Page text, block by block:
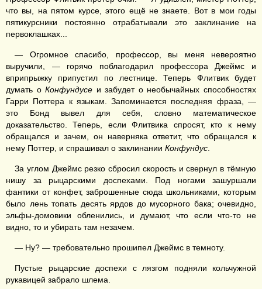
что вы, на пятом курсе, этого ещё не знаете. Вот в мои годы
пятикурсники постоянно отрабатывали это заклинание на
первоклашках...
— Огромное спасибо, профессор, вы меня невероятно
выручили, — горячо поблагодарил профессора Джеймс и
вприпрыжку припустил по лестнице. Теперь Флитвик будет
думать оКонфундусе и забудет о необычайных способностях
Гарри Поттера к языкам. Запоминается последняя фраза, —
это Бонд вывел для себя, словно математическое
доказательство. Теперь, если Флитвика спросят, кто к нему
обращался и зачем, он наверняка ответит, что обращался к
нему Поттер, и спрашивал о заклинании Конфундус
За углом Джеймс резко сбросил скорость и свернул в тёмную
нишу за рыцарскими доспехами. Под ногами зашуршали
фантики от конфет, заброшенные сюда школьниками, которым
было лень топать десять ярдов до мусорного бака; очевидно,
эльфы-домовики обленились, и думают, что если что-то не
видно, то и убирать там незачем.
— Ну? — требовательно прошипел Джеймс в темноту.
Пустые рыцарские доспехи с лязгом подняли кольчужной
рукавицей забрало шлема.